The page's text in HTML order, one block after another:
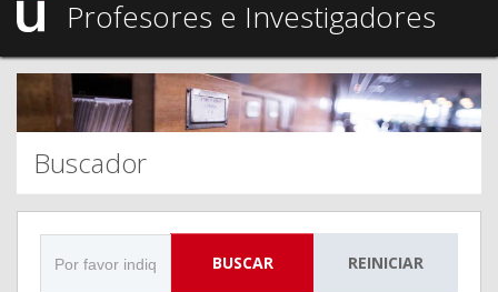
Profesores e Investigadores
Buscador
BUSCAR REINICIAR